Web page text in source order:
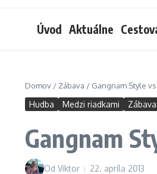
Úvod Aktuálne
Domov / Zábava / Gangnam Style
Hudba Medzi riadkami Zábava
Gangnam
Od Viktor 22. apríla 2013